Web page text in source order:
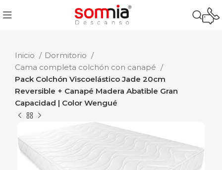
Inicio
Dormitorio
Cama completa colchón con canapé
Pack Colchón Viscoelástico Jade 20cm
Reversible + Canapé Madera Abatible Gran
Capacidad | Color Wengué